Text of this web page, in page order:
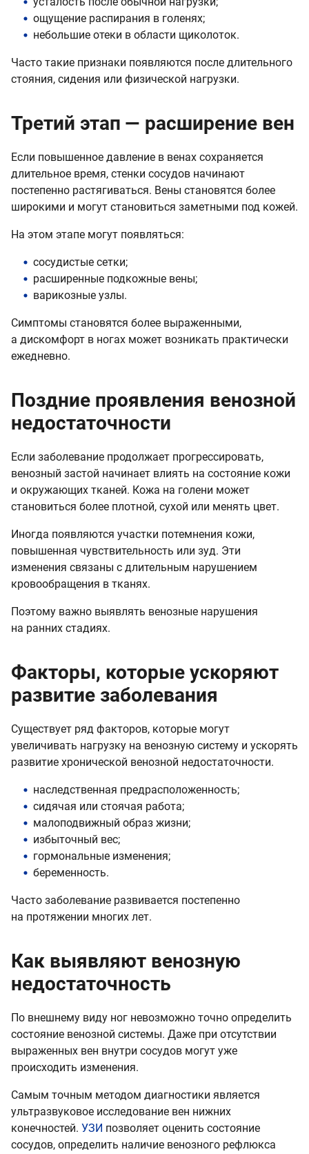
ощущение распирания в голенях;
небольшие отеки в области щиколоток.
Часто такие признаки появляются после длительного
стояния, сидения или физической нагрузки.
Третий этап — расширение вен
Если повышенное давление в венах сохраняется
длительное время, стенки сосудов начинают
постепенно растягиваться. Вены становятся более
широкими и могут становиться заметными под кожей.
На этом этапе могут появляться:
сосудистые сетки;
расширенные подкожные вены;
варикозные узлы.
Симптомы становятся более выраженными,
а дискомфорт в ногах может возникать практически
ежедневно.
Поздние проявления венозной
недостаточности
Если заболевание продолжает прогрессировать,
венозный застой начинает влиять на состояние кожи
и окружающих тканей. Кожа на голени может
становиться более плотной, сухой или менять цвет.
Иногда появляются участки потемнения кожи,
повышенная чувствительность или зуд. Эти
изменения связаны с длительным нарушением
кровообращения в тканях.
Поэтому важно выявлять венозные нарушения
на ранних стадиях.
Факторы, которые ускоряют
развитие заболевания
Существует ряд факторов, которые могут
увеличивать нагрузку на венозную систему и ускорять
развитие хронической венозной недостаточности.
наследственная предрасположенность;
сидячая или стоячая работа;
малоподвижный образ жизни;
избыточный вес;
гормональные изменения;
беременность.
Часто заболевание развивается постепенно
на протяжении многих лет.
Как выявляют венозную
недостаточность
По внешнему виду ног невозможно точно определить
состояние венозной системы. Даже при отсутствии
выраженных вен внутри сосудов могут уже
происходить изменения.
Самым точным методом диагностики является
ультразвуковое исследование вен нижних
конечностей. УЗИ позволяет оценить состояние
сосудов, определить наличие венозного рефлюкса